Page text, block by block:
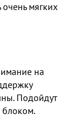
очень мягких
на
Подойдут
блоком.